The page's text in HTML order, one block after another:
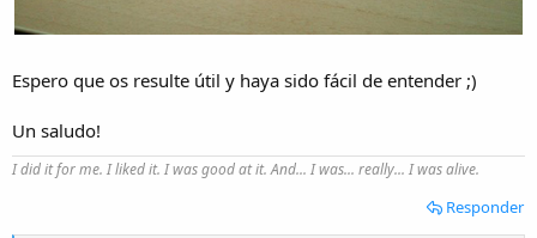
Espero que os resulte útil y haya sido fácil de entender ;)
Un saludo!
I did it for me. I liked it. I was good at it. And... I was... really... I was alive.
Responder